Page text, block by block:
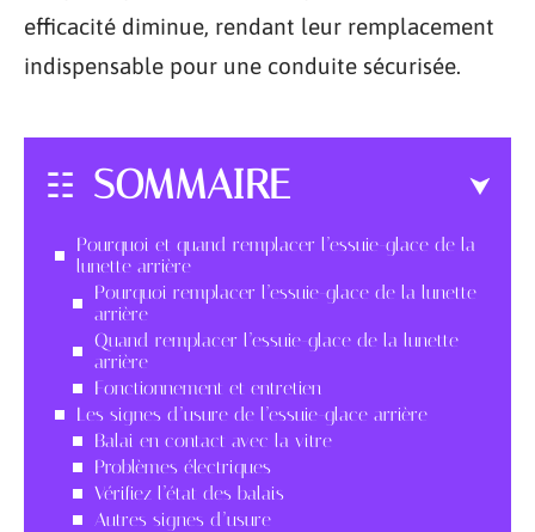
efficacité diminue, rendant leur remplacement
indispensable pour une conduite sécurisée.
SOMMAIRE
Pourquoi et quand remplacer l’essuie-glace de la
lunette arrière
Pourquoi remplacer l’essuie-glace de la lunette
arrière
Quand remplacer l’essuie-glace de la lunette
arrière
Fonctionnement et entretien
Les signes d’usure de l’essuie-glace arrière
Balai en contact avec la vitre
Problèmes électriques
Vérifiez l’état des balais
Autres signes d’usure